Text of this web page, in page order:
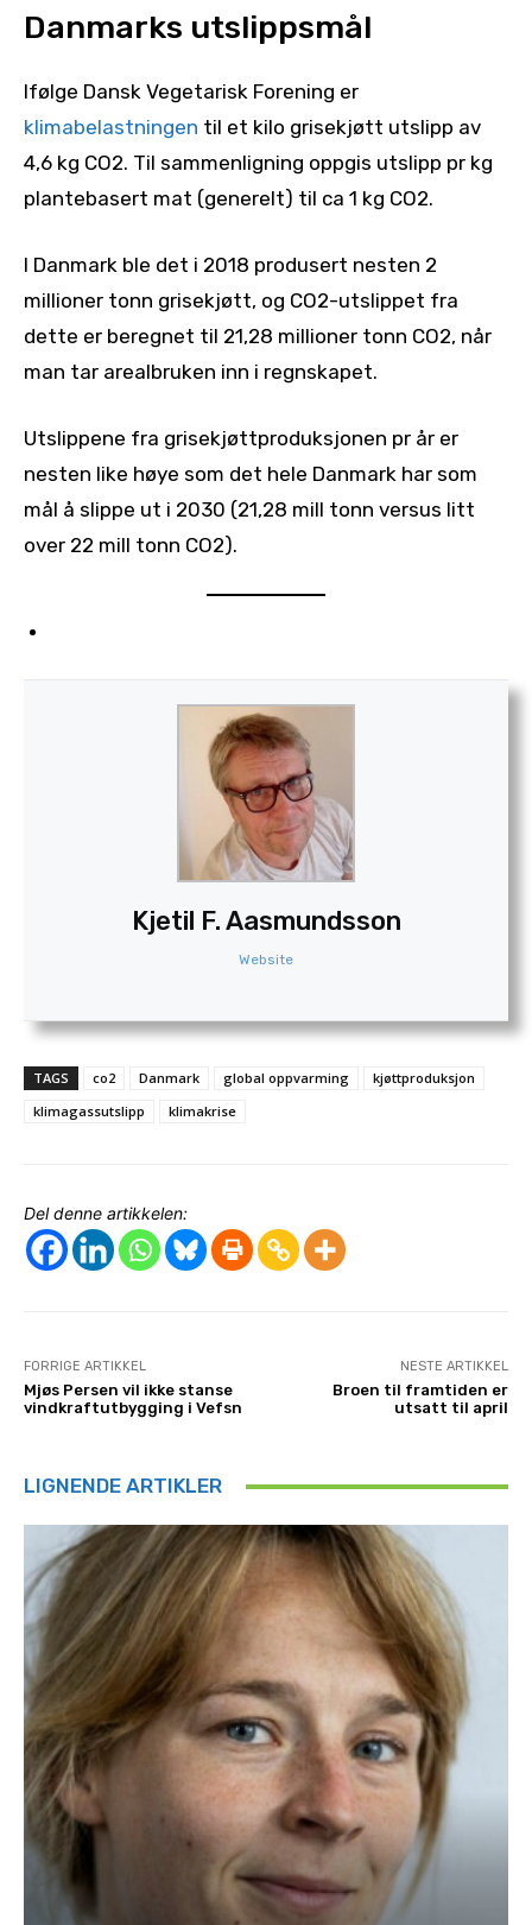
Danmarks utslippsmål
Ifølge Dansk Vegetarisk Forening er
klimabelastningen til et kilo grisekjøtt utslipp av
4,6 kg CO2. Til sammenligning oppgis utslipp pr kg
plantebasert mat (generelt) til ca 1 kg CO2.
I Danmark ble det i 2018 produsert nesten 2
millioner tonn grisekjøtt, og CO2-utslippet fra
dette er beregnet til 21,28 millioner tonn CO2, når
man tar arealbruken inn i regnskapet.
Utslippene fra grisekjøttproduksjonen pr år er
nesten like høye som det hele Danmark har som
mål å slippe ut i 2030 (21,28 mill tonn versus litt
over 22 mill tonn CO2).
Kjetil F. Aasmundsson
Website
TAGS co2 Danmark global oppvarming
kjøttproduksjon
klimagassutslipp
klimakrise
Del denne artikkelen:
FORRIGE ARTIKKEL
Mjøs Persen vil ikke stanse
vindkraftutbygging i Vefsn
NESTE ARTIKKEL
Broen til framtiden er
utsatt til april
LIGNENDE ARTIKLER